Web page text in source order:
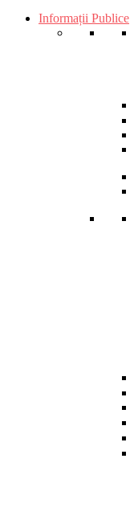
Informații Publice